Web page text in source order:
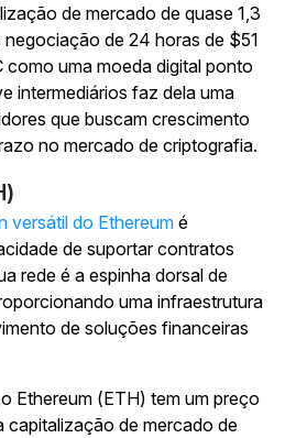
de mercado de quase 1,3
de 24 horas de $51
como uma moeda digital ponto
intermediários faz dela uma
que buscam crescimento
no mercado de criptografia.
versátil do Ethereum é
de suportar contratos
rede é a espinha dorsal de
uma infraestrutura
de soluções financeiras
Ethereum (ETH) tem um preço
capitalização de mercado de